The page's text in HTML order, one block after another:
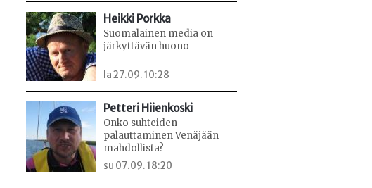
Heikki Porkka
Suomalainen media on
järkyttävän huono
la 27.09. 10:28
Petteri Hiienkoski
Onko suhteiden
palauttaminen Venäjään
mahdollista?
su 07.09. 18:20